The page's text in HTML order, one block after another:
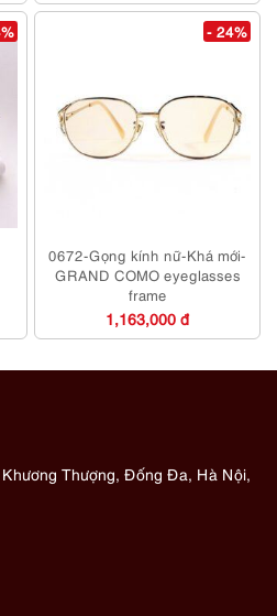
- 24%
0672-Gọng kính nữ-Khá mới-
GRAND COMO eyeglasses
frame
1,163,000 đ
Thượng, Đống Đa, Hà Nội,